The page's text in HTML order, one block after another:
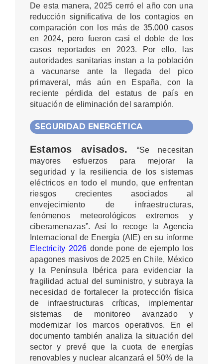
De esta manera, 2025 cerró el año con una
reducción significativa de los contagios en
comparación con los más de 35.000 casos
en 2024, pero fueron casi el doble de los
casos reportados en 2023. Por ello, las
autoridades sanitarias instan a la población
a vacunarse ante la llegada del pico
primaveral, más aún en España, con la
reciente pérdida del estatus de país en
situación de eliminación del sarampión.
SEGURIDAD ENERGÉTICA
Estamos avisados.
“Se necesitan
mayores esfuerzos para mejorar la
seguridad y la resiliencia de los sistemas
eléctricos en todo el mundo, que enfrentan
riesgos crecientes asociados al
envejecimiento de infraestructuras,
fenómenos meteorológicos extremos y
ciberamenazas”. Así lo recoge la Agencia
Internacional de Energía (AIE) en su informe
Electricity 2026 donde pone de ejemplo los
apagones masivos de 2025 en Chile, México
y la Península Ibérica para evidenciar la
fragilidad actual del suministro, y subraya la
necesidad de fortalecer la protección física
de infraestructuras críticas, implementar
sistemas de monitoreo avanzado y
modernizar los marcos operativos. En el
documento también analiza la situación del
sector y prevé que la cuota de energías
renovables y nuclear alcanzará el 50% de la